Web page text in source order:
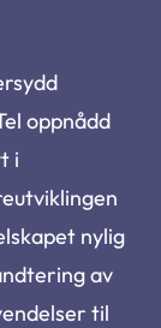
oppnådd
i
nylig
av
til